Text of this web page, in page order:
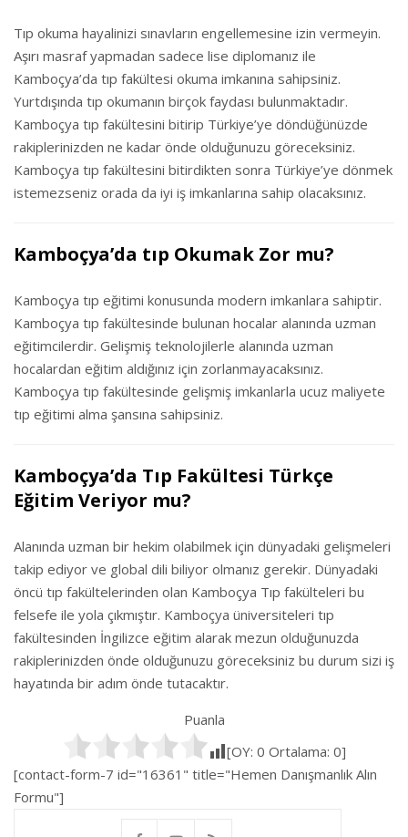
Tıp okuma hayalinizi sınavların engellemesine izin vermeyin.
Aşırı masraf yapmadan sadece lise diplomanız ile
Kamboçya’da tıp fakültesi okuma imkanına sahipsiniz.
Yurtdışında tıp okumanın birçok faydası bulunmaktadır.
Kamboçya tıp fakültesini bitirip Türkiye’ye döndüğünüzde
rakiplerinizden ne kadar önde olduğunuzu göreceksiniz.
Kamboçya tıp fakültesini bitirdikten sonra Türkiye’ye dönmek
istemezseniz orada da iyi iş imkanlarına sahip olacaksınız.
Kamboçya’da tıp Okumak Zor mu?
Kamboçya tıp eğitimi konusunda modern imkanlara sahiptir.
Kamboçya tıp fakültesinde bulunan hocalar alanında uzman
eğitimcilerdir. Gelişmiş teknolojilerle alanında uzman
hocalardan eğitim aldığınız için zorlanmayacaksınız.
Kamboçya tıp fakültesinde gelişmiş imkanlarla ucuz maliyete
tıp eğitimi alma şansına sahipsiniz.
Kamboçya’da Tıp Fakültesi Türkçe
Eğitim Veriyor mu?
Alanında uzman bir hekim olabilmek için dünyadaki gelişmeleri
takip ediyor ve global dili biliyor olmanız gerekir. Dünyadaki
öncü tıp fakültelerinden olan Kamboçya Tıp fakülteleri bu
felsefe ile yola çıkmıştır. Kamboçya üniversiteleri tıp
fakültesinden İngilizce eğitim alarak mezun olduğunuzda
rakiplerinizden önde olduğunuzu göreceksiniz bu durum sizi iş
hayatında bir adım önde tutacaktır.
Puanla
[OY: 0 Ortalama: 0]
[contact-form-7 id="16361" title="Hemen Danışmanlık Alın
Formu"]